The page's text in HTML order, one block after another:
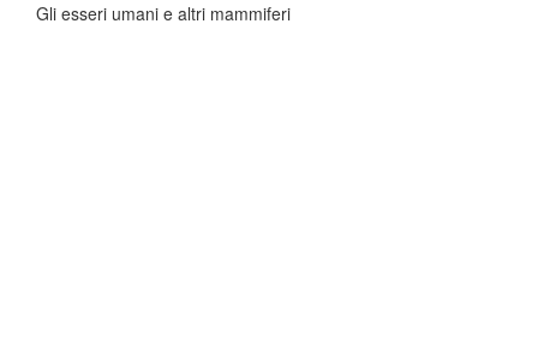
Gli esseri umani e altri mammiferi